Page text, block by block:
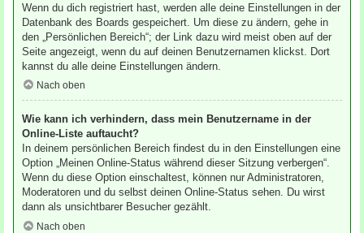
Wenn du dich registriert hast, werden alle deine Einstellungen in der
Datenbank des Boards gespeichert. Um diese zu ändern, gehe in
den „Persönlichen Bereich“; der Link dazu wird meist oben auf der
Seite angezeigt, wenn du auf deinen Benutzernamen klickst. Dort
kannst du alle deine Einstellungen ändern.
Nach oben
Wie kann ich verhindern, dass mein Benutzername in der
Online-Liste auftaucht?
In deinem persönlichen Bereich findest du in den Einstellungen eine
Option „Meinen Online-Status während dieser Sitzung verbergen“.
Wenn du diese Option einschaltest, können nur Administratoren,
Moderatoren und du selbst deinen Online-Status sehen. Du wirst
dann als unsichtbarer Besucher gezählt.
Nach oben